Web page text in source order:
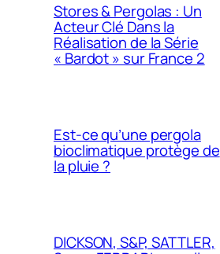
Stores & Pergolas : Un
Acteur Clé Dans la
Réalisation de la Série
« Bardot » sur France 2
Est-ce qu’une pergola
bioclimatique protège de
la pluie ?
DICKSON, S&P, SATTLER,